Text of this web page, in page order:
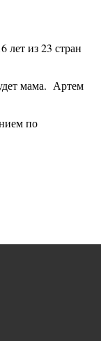
лет из 23 стран
мама. Артем
по